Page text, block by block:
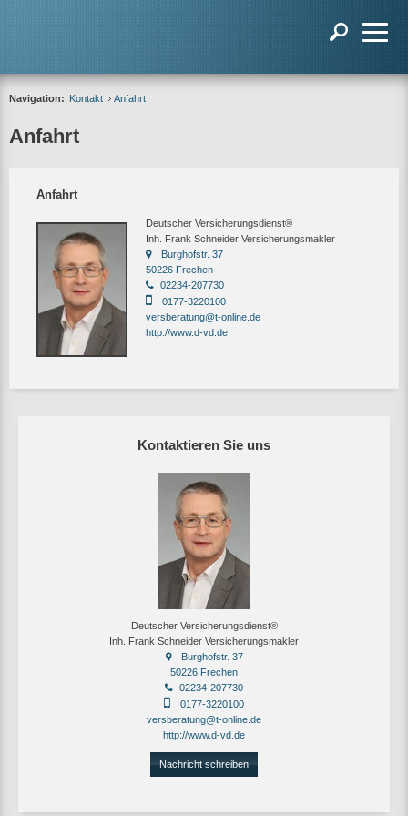
Kontaktieren Sie uns
Deutscher Versicherungsdienst®
Inh. Frank Schneider Versicherungsmakler
Burghofstr. 37
50226 Frechen
02234-207730
0177-3220100
versberatung@t-online.de
http://www.d-vd.de
Nachricht schreiben
Navigation: Kontakt Anfahrt
Anfahrt
Anfahrt
Deutscher Versicherungsdienst®
Inh. Frank Schneider Versicherungsmakler
Burghofstr. 37
50226 Frechen
02234-207730
0177-3220100
versberatung@t-online.de
http://www.d-vd.de